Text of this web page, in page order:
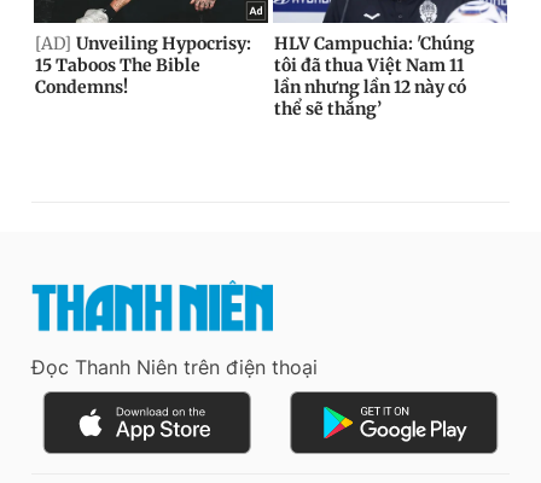
Đọc Thanh Niên trên điện thoại